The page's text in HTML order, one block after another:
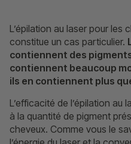
L’épilation au laser pour les
constitue un cas particulier.
contiennent des
contiennent beaucoup
ils en contiennent plus
L’efficacité de l’épilation
à la quantité de pigment
cheveux. Comme vous le